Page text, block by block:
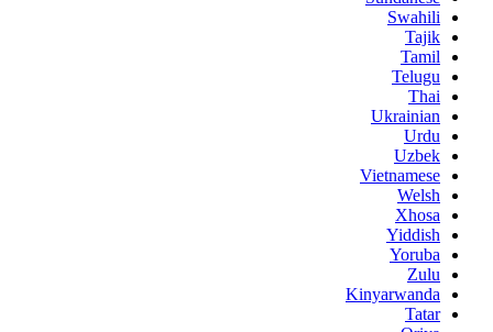
Swahili
Tajik
Tamil
Telugu
Thai
Ukrainian
Urdu
Uzbek
Vietnamese
Welsh
Xhosa
Yiddish
Yoruba
Zulu
Kinyarwanda
Tatar